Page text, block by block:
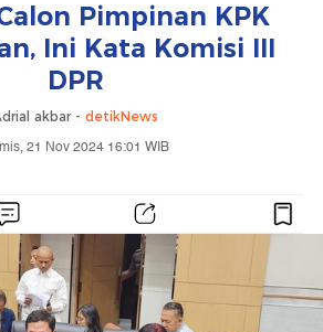
Pimpinan KPK
Ini Kata Komisi III
DPR
akbar - detikNews
21 Nov 2024 16:01 WIB